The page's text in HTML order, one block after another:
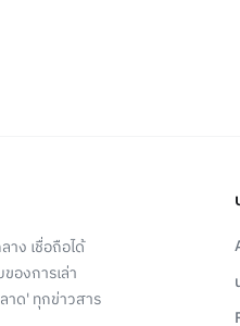
าง เชื่อถือได้
องการเล่า
าด' ทุกข่าวสาร